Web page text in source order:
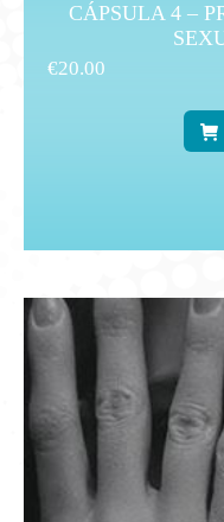
CÁPSULA 4 –
€20.00